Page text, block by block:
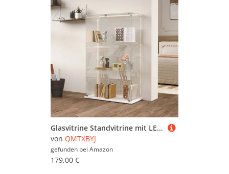
Glasvitrine Standvitrine mit LED-Streifen, 124x78.5x35 cm, 3 Lagen Glas Holz Vitrine mit 2 Türen und Schloss, Sammlervitrine Vitrinenschrank aus Gehärtetes Glas, Glasvitrine Stehend für Wohnzimmer
von QMTXBYJ
gefunden bei Amazon
179,00 €